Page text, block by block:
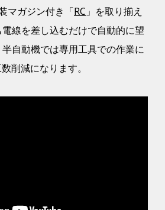
マガジン付き「RC」を取り揃え
線を差し込むだけで自動的に望
自動機では専用工具での作業に
削減になります。